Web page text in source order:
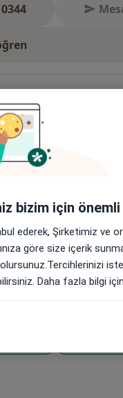
Sigortalar
Üniversitesi
aynı yıl İstanbul
Doğum Anabilim
ve Doğum
Komutanlığında
(mecburi
yılında girmiş
Jinekolojik
Jinekolojik
arasında Şişli
bizim için önemli
ederek, Şirketimiz ve
göre size içerik
Daha fazla bilgi